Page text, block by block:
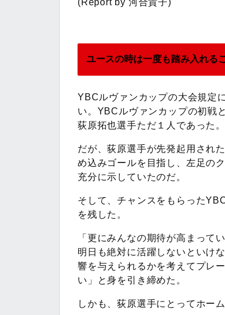
(Report by 河合貴子)
ユースの時は一度も踏み入れる
YBCルヴァンカップの大会規定
い。YBCルヴァンカップの初戦
荻原拓也選手ただ１人であった。
だが、荻原選手が先発起用され
め込みゴールを目指し、左足の
充分に示していたのだ。
そして、チャンスをもらった
を残した。
「更にみんなの期待が高まって
明日も絶対に活躍しないといけ
響を与えられるかを考えてプレ
い」と身を引き締めた。
しかも、荻原選手にとってホー